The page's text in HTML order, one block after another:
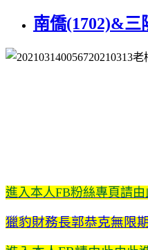
南僑(1702)&三
進入本人FB粉絲專頁請由
獵豹財務長郭恭克無限